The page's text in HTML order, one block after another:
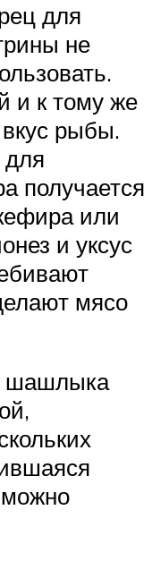
для
не
и к тому же
рыбы.
получается
или
и уксус
мясо
шашлыка
можно